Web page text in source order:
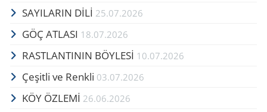
SAYILARIN DİLİ 25.07.2026
GÖÇ AT­LA­SI 18.07.2026
RAST­LAN­TI­NIN BÖY­LESİ 10.07.2026
Çe­şit­li ve Renk­li 03.07.2026
KÖY ÖZLEMİ 26.06.2026